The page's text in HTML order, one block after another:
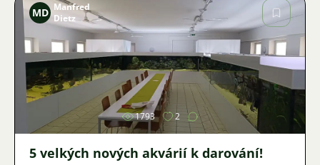
Obrázek
MD Manfred
Dietz
1793 2
5 velkých nových akvárií k darování!